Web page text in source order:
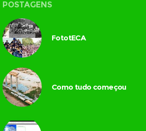
POSTAGENS
FototECA
Como tudo começou